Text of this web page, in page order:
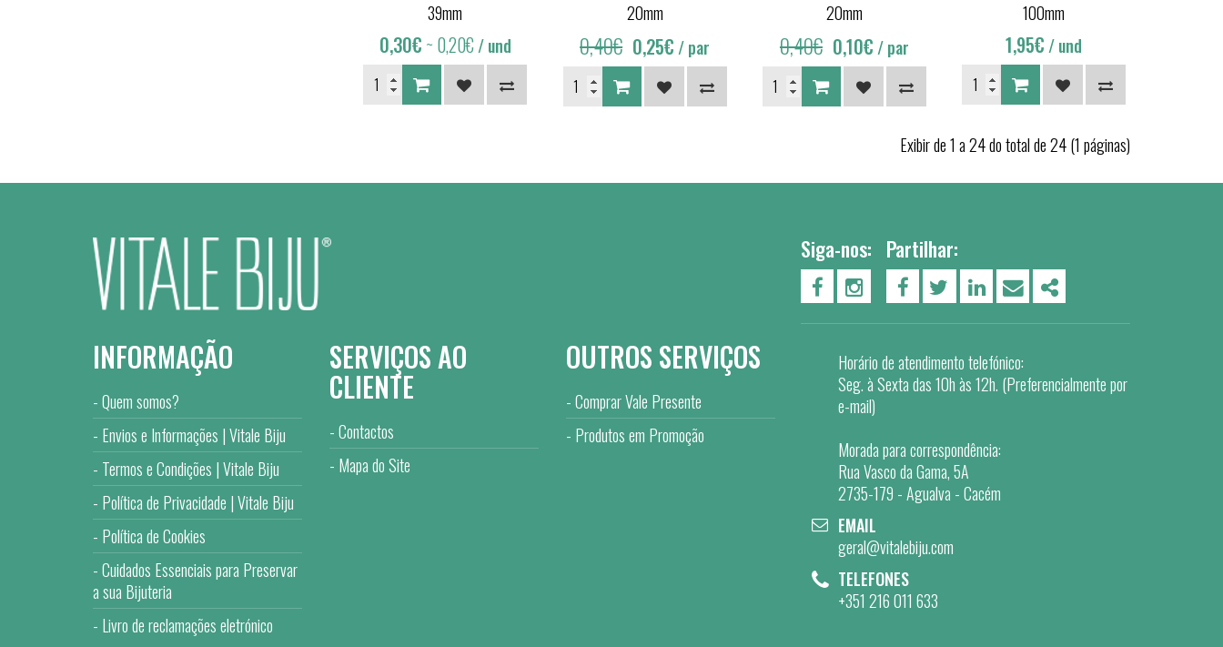
39mm
0,30€ ~ 0,20€/ und
20mm
0,40€ 0,25€/ par
20mm
0,40€ 0,10€/ par
100mm
1,95€ / und
Exibir de 1 a 24 do total de 24 (1 páginas)
INFORMAÇÃO
Quem somos?
Envios e Informações | Vitale Biju
Termos e Condições | Vitale Biju
Política de Privacidade | Vitale Biju
Política de Cookies
Cuidados Essenciais para Preservar
a sua Bijuteria
Livro de reclamações eletrónico
SERVIÇOS AO
CLIENTE
Contactos
Mapa do Site
OUTROS SERVIÇOS
Comprar Vale Presente
Produtos em Promoção
Siga-nos:
PÁGINA DO FACEBOOK
PÁGINA DO INSTAGRAM
Partilhar:
FACEBOOKTWITTERLINKEDIN
EMAIL
Horário de atendimento telefónico:
Seg. à Sexta das 10h às 12h. (Preferencialmente por
e-mail)
Morada para correspondência:
Rua Vasco da Gama, 5A
2735-179 - Agualva - Cacém
EMAIL
geral@vitalebiju.com
TELEFONES
+351 216 011 633